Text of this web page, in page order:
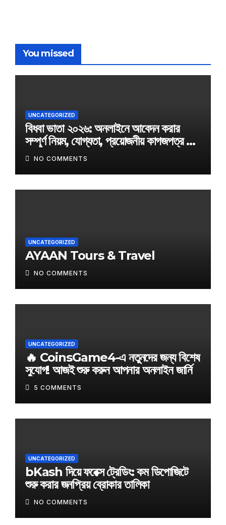
You missed
UNCATEGORIZED
বিধবা ভাতা ২০২৬: অনলাইনে আবেদন করার
সম্পূর্ণ নিয়ম, যোগ্যতা, প্রয়োজনীয় কাগজপত্র ও
অফিসিয়াল আবেদন লিংক
NO COMMENTS
UNCATEGORIZED
AYAAN Tours & Travel
NO COMMENTS
UNCATEGORIZED
🔥 CoinsGame4-এ নতুনদের জন্য বিশেষ
সুযোগ! আজই শুরু করুন আপনার অনলাইন জার্নি
5 COMMENTS
UNCATEGORIZED
bKash দিয়ে ফরেক্স ট্রেডিং: কম ডিপোজিটে
শুরু করার জনপ্রিয় ব্রোকার তালিকা
NO COMMENTS